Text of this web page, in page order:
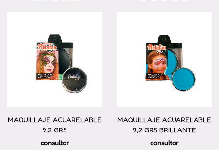
MAQUILLAJE ACUARELABLE
9,2 GRS
consultar
MAQUILLAJE ACUARELABLE
9,2 GRS BRILLANTE
consultar